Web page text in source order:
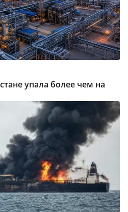
упала более чем на